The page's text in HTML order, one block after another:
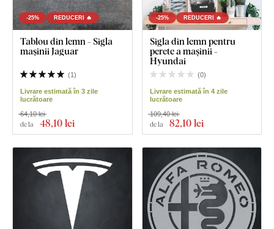
-25% REDUCERI 🔥
Tablou din lemn - Sigla
mașinii Jaguar
(1)
Livrare estimată în 3 zile
lucrătoare
de la 48,10 lei
64,10 lei
-25% REDUCERI 🔥
Sigla din lemn pentru
perete a mașinii -
Hyundai
(0)
Livrare estimată în 4 zile
lucrătoare
de la 82,10 lei
109,40 lei